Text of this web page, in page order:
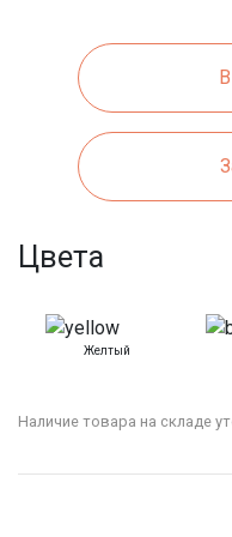
Цвета
Желтый
Наличие товара на складе